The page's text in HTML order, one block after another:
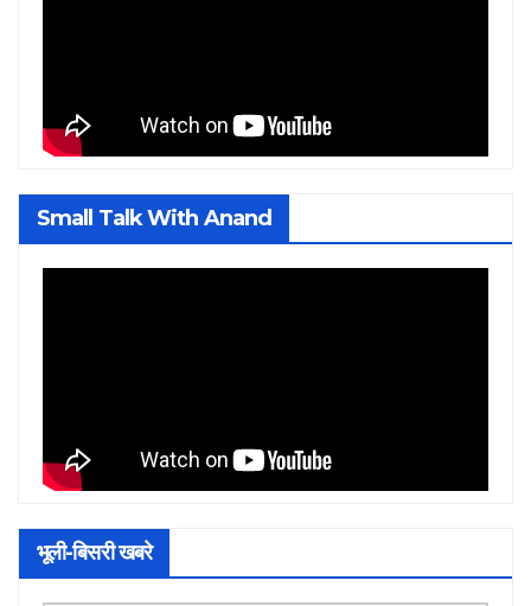
Small Talk With Anand
भूली-बिसरी खबरे